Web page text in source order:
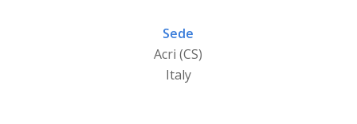
Sede
Acri (CS)
Italy